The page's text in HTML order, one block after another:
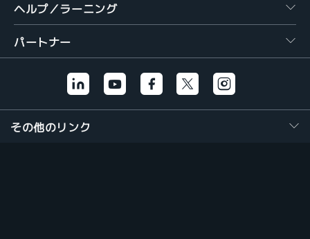
ヘルプ／ラーニング
パートナー
その他のリンク